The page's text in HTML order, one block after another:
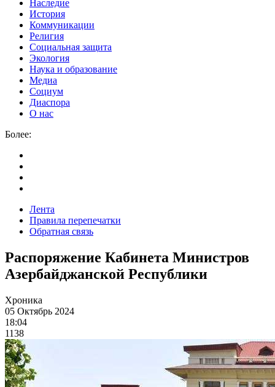
Наследие
История
Коммуникации
Религия
Социальная защита
Экология
Наука и образование
Медиа
Социум
Диаспора
О нас
Более:
Лента
Правила перепечатки
Обратная связь
Распоряжение Кабинета Министров
Азербайджанской Республики
Хроника
05 Октябрь 2024
18:04
1138